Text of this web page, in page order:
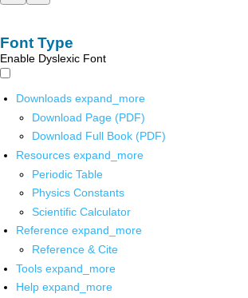
Font Type
Enable Dyslexic Font
Downloads expand_more
Download Page (PDF)
Download Full Book (PDF)
Resources expand_more
Periodic Table
Physics Constants
Scientific Calculator
Reference expand_more
Reference & Cite
Tools expand_more
Help expand_more